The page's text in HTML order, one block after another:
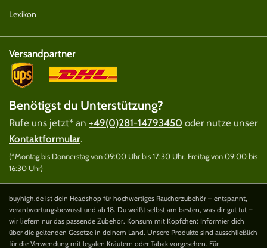
Lexikon
Versandpartner
Benötigst du Unterstützung?
Rufe uns jetzt* an +49(0)281-14793450 oder nutze unser
Kontaktformular.
(*Montag bis Donnerstag von 09:00 Uhr bis 17:30 Uhr, Freitag von 09:00 bis
16:30 Uhr)
buyhigh.de ist dein Headshop für hochwertiges Raucherzubehör – entspannt,
verantwortungsbewusst und ab 18. Du weißt selbst am besten, was dir gut tut –
wir liefern nur das passende Zubehör. Konsum mit Köpfchen: Informier dich
über die geltenden Gesetze in deinem Land. Unsere Produkte sind ausschließlich
für die Verwendung mit legalen Kräutern oder Tabak vorgesehen. Für